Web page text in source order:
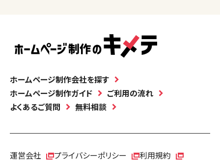
ホームページ制作会社を探す
ホームページ制作ガイド
ご利用の流れ
よくあるご質問
無料相談
運営会社 プライバシーポリシー 利用規約